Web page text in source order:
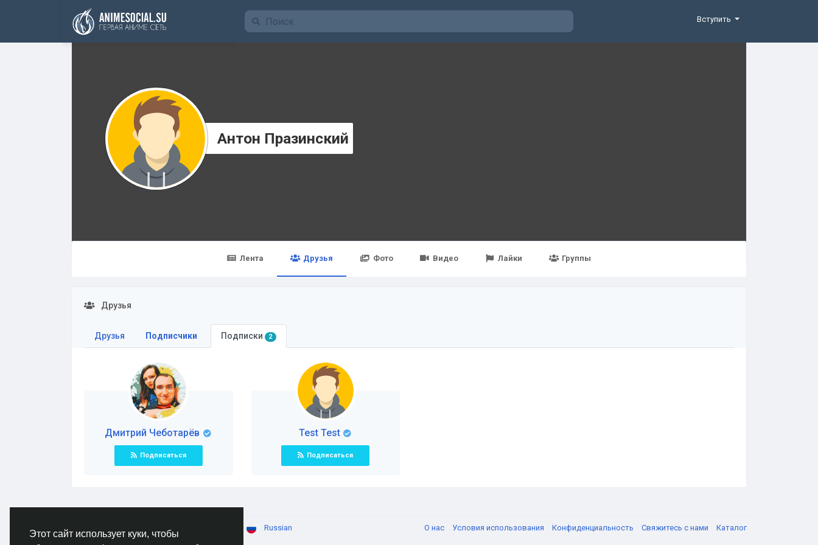
Этот сайт использует куки, чтобы
Funding
Вступить
Антон Празинский
Лента Друзья Фото Видео Лайки Группы
Друзья
Друзья Подписчики Подписки 2
Дмитрий Чеботарёв
Подписаться
Test Test
Подписаться
© 2026 AnimeSocial.SU - Первая аниме сеть! Russian О нас Условия использования Конфиденциальность Свяжитесь с нами Каталог